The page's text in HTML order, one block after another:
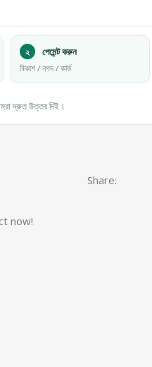
২ পেমেন্ট করুন
বিকাশ / নগদ / কার্ড
দ্রুত উত্তর দিই।
Share:
now!